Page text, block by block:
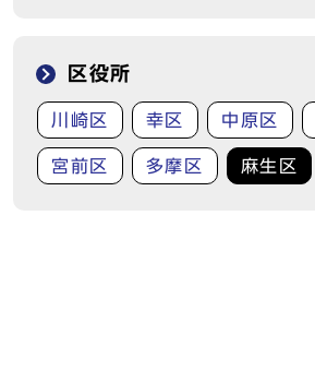
区役所
川崎区 幸区 中原区
宮前区 多摩区 麻生区